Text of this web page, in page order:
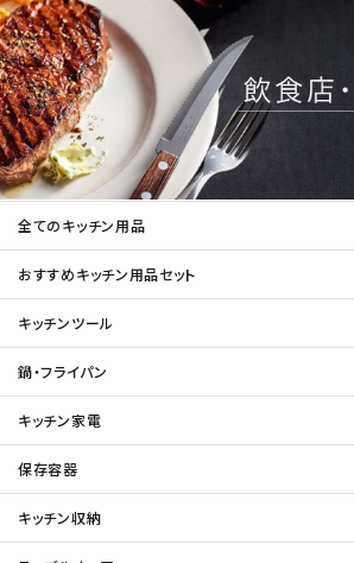
全てのキッチン用品
おすすめキッチン用品セット
キッチンツール
鍋・フライパン
キッチン家電
保存容器
キッチン収納